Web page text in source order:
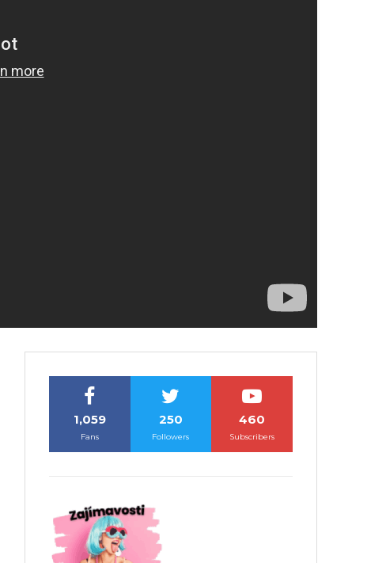
1,059
Fans
250
Followers
460
Subscribers